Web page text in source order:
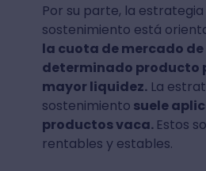
Por su parte, la estrategia
sostenimiento está
la cuota de mercado de
determinado producto
mayor liquidez.La
sostenimiento suele
productos vaca. Estos
rentables y estables.